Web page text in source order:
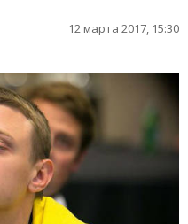
12 марта 2017, 15:30